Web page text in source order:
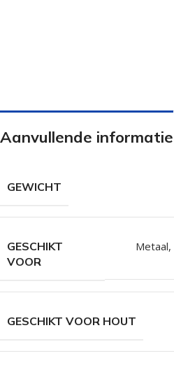
Isolatieschroeven
RVS Schroeven
Bolkopschroeven
Populaire merken
Aanvullende informatie
GEWICHT
GESCHIKT
VOOR
Metaal,
GESCHIKT VOOR HOUT